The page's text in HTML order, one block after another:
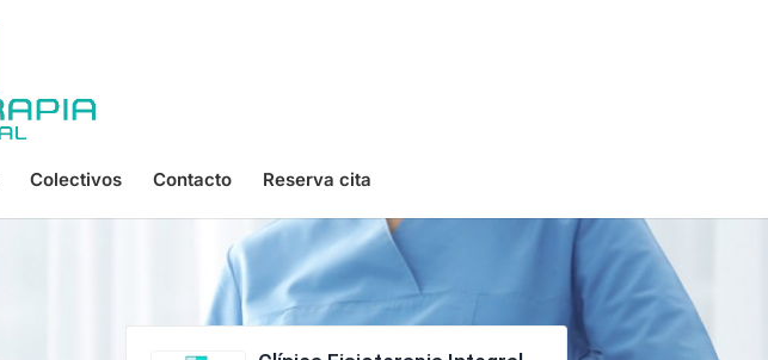
Colectivos Contacto Reserva cita